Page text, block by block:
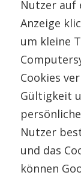
Nutzer auf
Anzeige
um kleine
Cookies
Gültigkeit
Nutzer
und das
können